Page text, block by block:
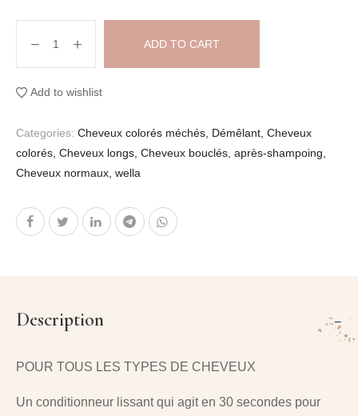
ADD TO CART
Add to wishlist
Categories: Cheveux colorés méchés Démêlant Cheveux
colorés Cheveux longs Cheveux bouclés après-shampoing
Cheveux normaux wella
Description
POUR TOUS LES TYPES DE CHEVEUX
Un conditionneur lissant qui agit en 30 secondes pour